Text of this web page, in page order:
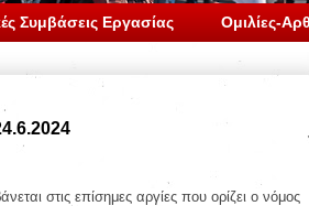
Συμβάσεις Εργασίας Ομιλίες-
στις επίσημες αργίες που ορίζει ο νόμος